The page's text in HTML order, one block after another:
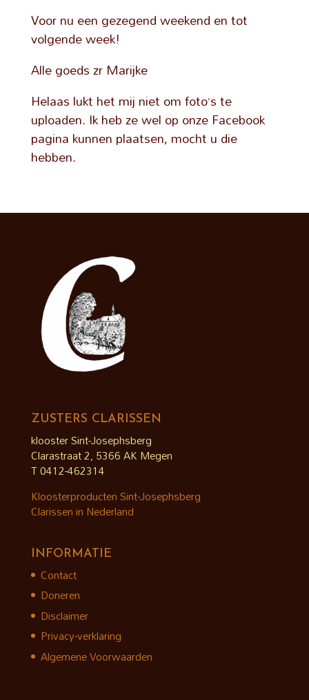
Voor nu een gezegend weekend en tot
volgende week!
Alle goeds zr Marijke
Helaas lukt het mij niet om foto’s te
uploaden. Ik heb ze wel op onze Facebook
pagina kunnen plaatsen, mocht u die
hebben.
ZUSTERS CLARISSEN
klooster Sint-Josephsberg
Clarastraat 2, 5366 AK Megen
T 0412-462314
Kloosterproducten Sint-Josephsberg
Clarissen in Nederland
INFORMATIE
Contact
Doneren
Disclaimer
Privacy-verklaring
Algemene Voorwaarden